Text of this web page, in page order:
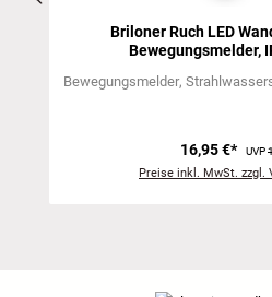
Briloner Ruch LED
Bewegungsmelder,
Bewegungsmelder
16,95 €* UVP
Preise inkl. MwSt. zzgl.